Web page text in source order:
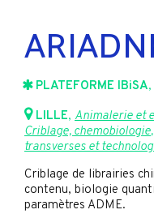
PLATEFORME IBiSA,
LILLE, Animalerie et
Criblage, chemobiologie,
transverses et
Criblage de librairies
contenu, biologie
paramètres ADME.